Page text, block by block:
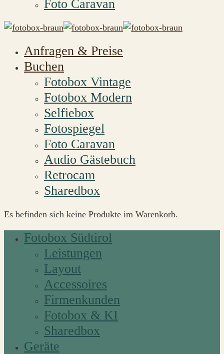
Foto Caravan
Anfragen & Preise
Buchen
Fotobox Vintage
Fotobox Modern
Selfiebox
Fotospiegel
Foto Caravan
Audio Gästebuch
Retrocam
Sharedbox
Es befinden sich keine Produkte im Warenkorb.
Fotobox Südtirol
Leistungen
Layout
Accessoires
Firmenkunden
Fotobox & KI
Sharedbox
Geräte